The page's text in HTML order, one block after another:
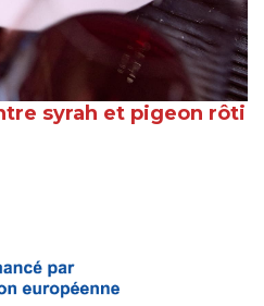
syrah et pigeon rôti